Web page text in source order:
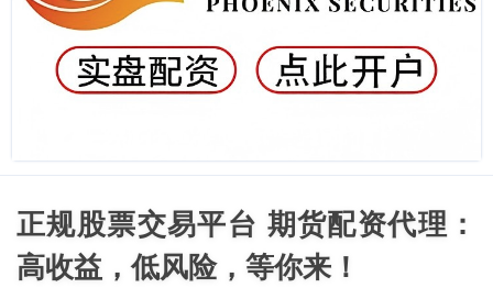
正规股票交易平台 期货配资代理：
高收益，低风险，等你来！